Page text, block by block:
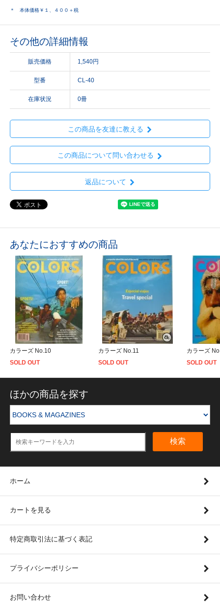
＊ 本体価格￥１、４００＋税
その他の詳細情報
販売価格 1,540円
型番 CL-40
在庫状況 0冊
この商品を友達に教える
この商品について問い合わせる
返品について
あなたにおすすめの商品
カラーズ No.10
SOLD OUT
カラーズ No.11
SOLD OUT
カラーズ
SOLD OUT
ほかの商品を探す
検索
ホーム
カートを見る
特定商取引法に基づく表記
プライバシーポリシー
お問い合わせ